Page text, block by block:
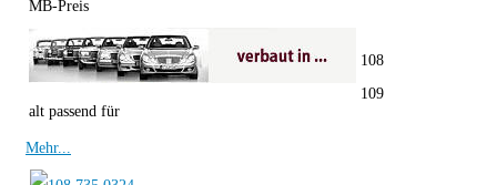
MB-Preis
alt passend für
108
109
Mehr...